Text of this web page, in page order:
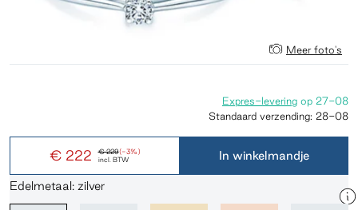
Meer foto's
€ 229(-3%)
€ 222 incl. BTW
Expres-levering op 27-08
Standaard verzending: 28-08
In winkelmandje
Edelmetaal: zilver